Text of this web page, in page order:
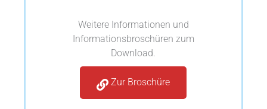
Weitere Informationen und
Informationsbroschüren zum
Download.
Zur Broschüre